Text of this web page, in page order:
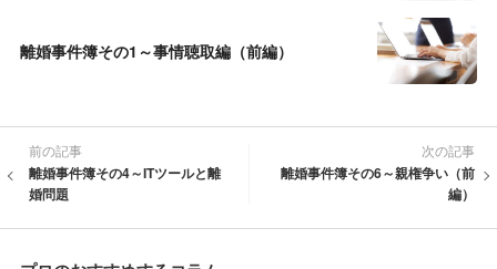
離婚事件簿その1～事情聴取編（前編）
前の記事
離婚事件簿その4～ITツールと離
婚問題
次の記事
離婚事件簿その6～親権争い（前
編）